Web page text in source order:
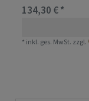
134,30 € *
* inkl. ges. MwSt. zzgl.